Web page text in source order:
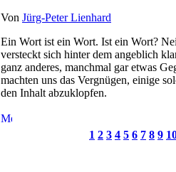
Von Jürg-Peter Lienhard
Ein Wort ist ein Wort. Ist ein Wort?
versteckt sich hinter dem angeblich
ganz anderes, manchmal gar etwas
machten uns das Vergnügen, einige
den Inhalt abzuklopfen.
1 2 3 4 5 6 7 8 9